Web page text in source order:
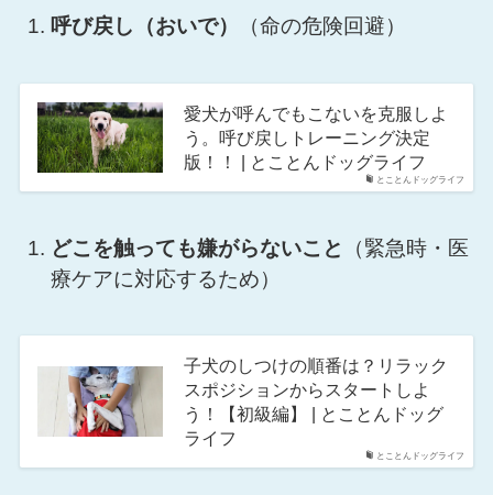
呼び戻し（おいで） （命の危険回避）
とことんドッグライフ
愛犬が呼んでもこないを克服しよ
う。呼び戻しトレーニング決定
版！！ | とことんドッグライフ
どこを触っても嫌がらないこと
（緊急時・医
療ケアに対応するため）
とことんドッグライフ
子犬のしつけの順番は？リラック
スポジションからスタートしよ
う！【初級編】 | とことんドッグ
ライフ